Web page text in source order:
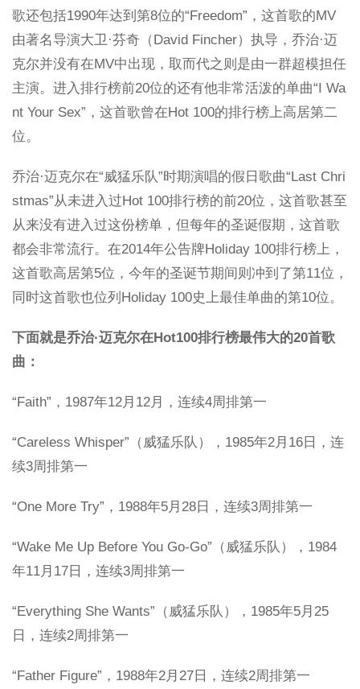
歌还包括1990年达到第8位的“Freedom”，这首歌的MV
由著名导演大卫·芬奇（David Fincher）执导，乔治·迈
克尔并没有在MV中出现，取而代之则是由一群超模担任
主演。进入排行榜前20位的还有他非常活泼的单曲“I Wa
nt Your Sex”，这首歌曾在Hot 100的排行榜上高居第二
位。
乔治·迈克尔在“威猛乐队”时期演唱的假日歌曲“Last Chri
stmas”从未进入过Hot 100排行榜的前20位，这首歌甚至
从来没有进入过这份榜单，但每年的圣诞假期，这首歌
都会非常流行。在2014年公告牌Holiday 100排行榜上，
这首歌高居第5位，今年的圣诞节期间则冲到了第11位，
同时这首歌也位列Holiday 100史上最佳单曲的第10位。
下面就是乔治·迈克尔在Hot100排行榜最伟大的20首歌
曲：
“Faith”，1987年12月12月，连续4周排第一
“Careless Whisper”（威猛乐队），1985年2月16日，连
续3周排第一
“One More Try”，1988年5月28日，连续3周排第一
“Wake Me Up Before You Go-Go”（威猛乐队），1984
年11月17日，连续3周排第一
“Everything She Wants”（威猛乐队），1985年5月25
日，连续2周排第一
“Father Figure”，1988年2月27日，连续2周排第一